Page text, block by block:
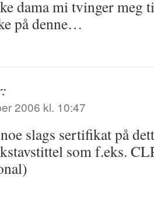
dama mi tvinger meg
på denne…
2006 kl. 10:47
slags sertifikat på
som f.eks.